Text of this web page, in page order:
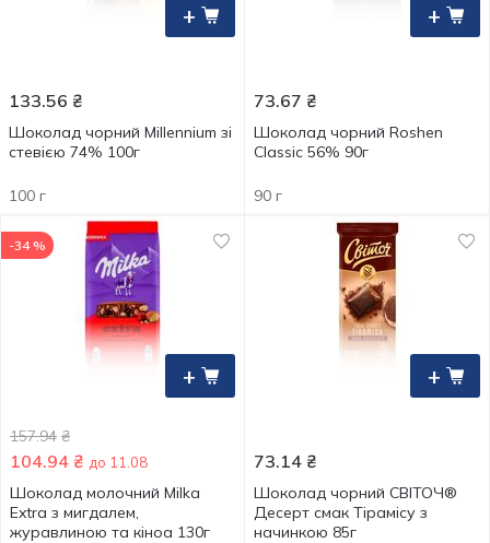
+
133.56 ₴
Шоколад чорний Millennium зі
стевією 74% 100г
100 г
+
73.67 ₴
Шоколад чорний Roshen
Classic 56% 90г
90 г
+
-34 %
157.94 ₴
104.94 ₴ до 11.08
Шоколад молочний Milka
Extra з мигдалем,
журавлиною та кіноа 130г
+
73.14 ₴
Шоколад чорний СВІТОЧ®
Десерт смак Тірамісу з
начинкою 85г